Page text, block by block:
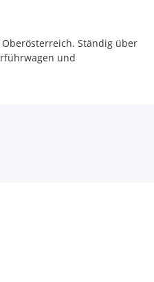
Ständig über
und
Fahrzeuges am
Stand noch ändern, da
befinden.
Kredit- oder
günstige